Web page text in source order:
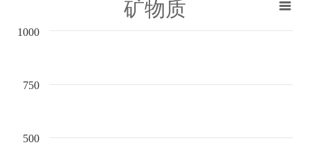
矿物质
500
750
1000